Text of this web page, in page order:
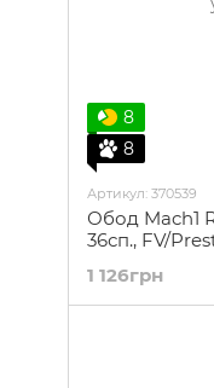
8
8
Артикул: 370539
Обод Mach1
36сп., FV/
1 126грн